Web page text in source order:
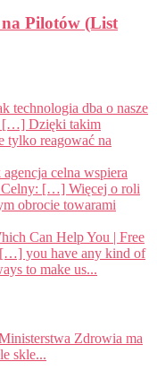
Pilotów (List
technologia dba o nasze
[…] Dzięki takim
tylko reagować na
celna wspiera
Celny: […] Więcej o roli
obrocie towarami
Can Help You | Free
you have any kind of
to make us...
Zdrowia ma
skle...